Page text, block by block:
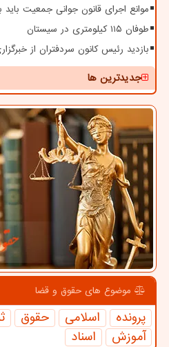
موانع اجرای قانون جوانی جمعیت
طوفان ۱۱۵ کیلومتری در سیستان
بازدید رئیس کانون سردفتران از
جدیدترین ها
موضوع های حقوق و قضا
پرونده اسلامی حقوق
آموزش
اسناد